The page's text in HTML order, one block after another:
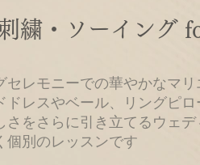
繍・ソーイング
セレモニーでの華やかなマ
ドレスやベール、リングピ
さをさらに引き立てるウェ
個別のレッスンです